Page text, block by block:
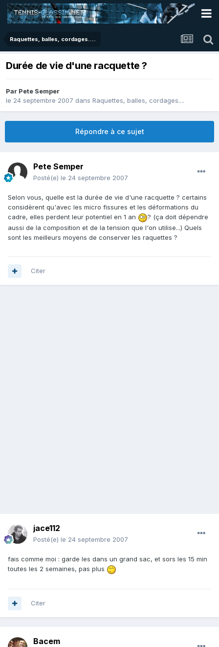
Raquettes, balles, cordages....
Durée de vie d'une racquette ?
Par Pete Semper
le 24 septembre 2007 dans Raquettes, balles, cordages....
Répondre à ce sujet
Pete Semper
Posté(e) le 24 septembre 2007
Selon vous, quelle est la durée de vie d'une racquette ? certains
considèrent qu'avec les micro fissures et les déformations du
cadre, elles perdent leur potentiel en 1 an
? (ça doit dépendre
aussi de la composition et de la tension que l'on utilise...) Quels
sont les meilleurs moyens de conserver les raquettes ?
Citer
jace112
Posté(e) le 24 septembre 2007
fais comme moi : garde les dans un grand sac, et sors les 15 min
toutes les 2 semaines, pas plus
Citer
Bacem